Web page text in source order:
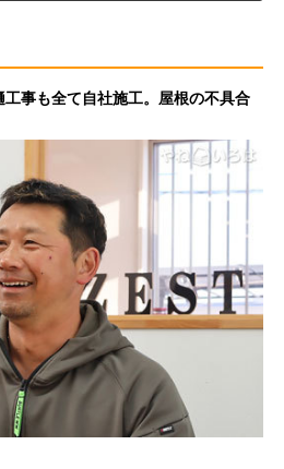
事も全て自社施工。屋根の不具合